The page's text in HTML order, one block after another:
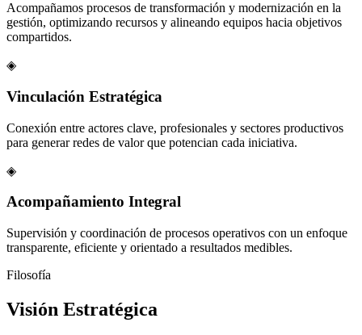
Acompañamos procesos de transformación y modernización en la
gestión, optimizando recursos y alineando equipos hacia objetivos
compartidos.
◈
Vinculación Estratégica
Conexión entre actores clave, profesionales y sectores productivos
para generar redes de valor que potencian cada iniciativa.
◈
Acompañamiento Integral
Supervisión y coordinación de procesos operativos con un enfoque
transparente, eficiente y orientado a resultados medibles.
Filosofía
Visión Estratégica